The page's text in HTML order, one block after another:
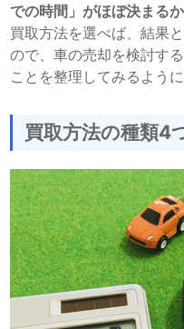
での時間」がほぼ決まるか
買取方法を選べば、結果
ので、車の売却を検討す
ことを整理してみるように
買取方法の種類4